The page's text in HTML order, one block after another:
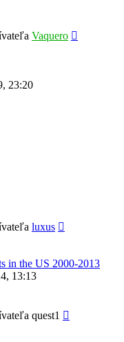
Vaquero
23:20
luxus
in the US 2000-2013
13:13
quest1